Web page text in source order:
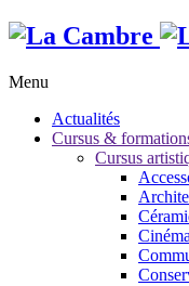
Menu
Actualités
Cursus &
Cursus